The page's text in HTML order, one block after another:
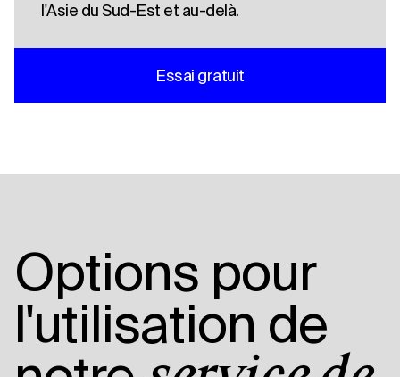
l'Asie du Sud-Est et au-delà.
Essai gratuit
Options pour
l'utilisation de